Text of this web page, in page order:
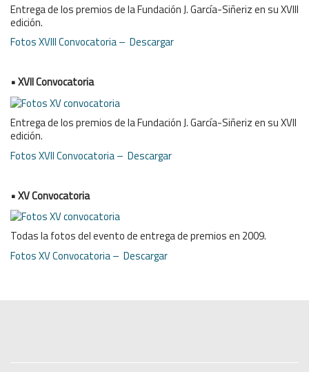
Entrega de los premios de la Fundación J. García-Siñeriz en su XVIII
edición.
Fotos XVIII Convocatoria – Descargar
• XVII Convocatoria
Entrega de los premios de la Fundación J. García-Siñeriz en su XVII
edición.
Fotos XVII Convocatoria – Descargar
• XV Convocatoria
Todas la fotos del evento de entrega de premios en 2009.
Fotos XV Convocatoria – Descargar